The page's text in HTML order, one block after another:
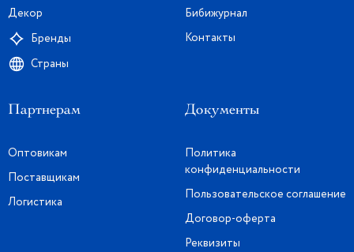
Декор
Бренды
Страны
Бибижурнал
Контакты
Партнерам
Оптовикам
Поставщикам
Логистика
Документы
Политика
конфиденциальности
Пользовательское соглашение
Договор-оферта
Реквизиты